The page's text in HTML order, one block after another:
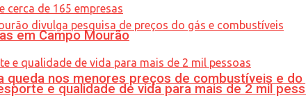
queda nos menores preços de combustíveis e
em Campo Mourão
e qualidade de vida para mais de 2 mil